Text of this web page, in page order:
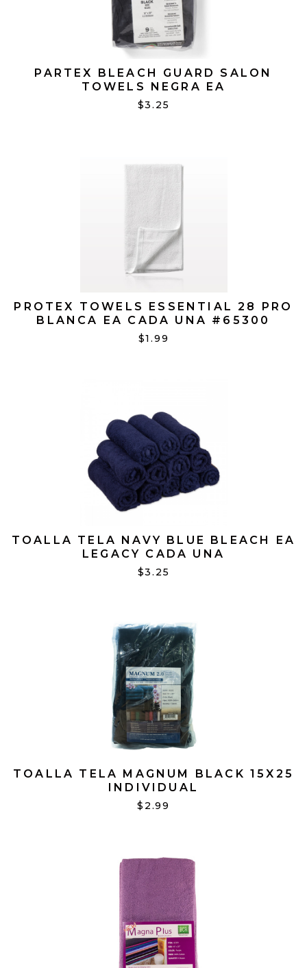
PARTEX BLEACH GUARD SALON
TOWELS NEGRA EA
$3.25
PROTEX TOWELS ESSENTIAL 28 PRO
BLANCA EA CADA UNA #65300
$1.99
TOALLA TELA NAVY BLUE BLEACH EA
LEGACY CADA UNA
$3.25
TOALLA TELA MAGNUM BLACK 15X25
INDIVIDUAL
$2.99